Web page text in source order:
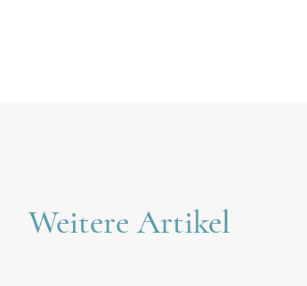
Weitere Artikel